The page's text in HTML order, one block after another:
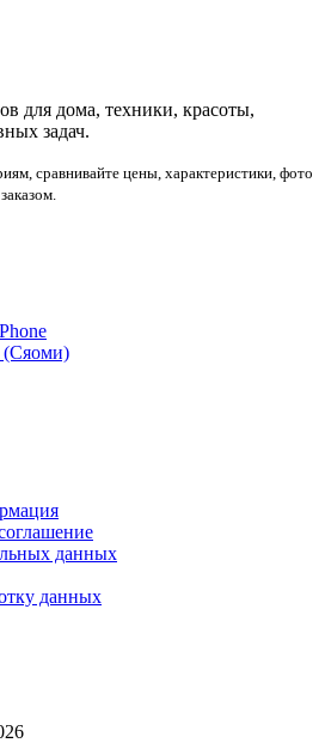
для дома, техники, красоты,
задач.
сравнивайте цены, характеристики, фото
(Сяоми)
данных
данных